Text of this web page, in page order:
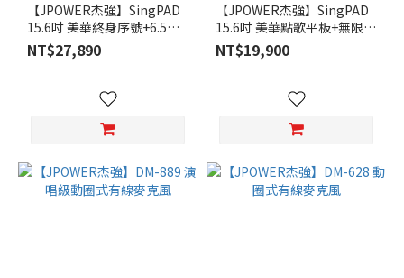
【JPOWER杰強】SingPAD
15.6吋 美華終身序號+6.5吋
實木重砲
NT$27,890
【JPOWER杰強】SingPAD
15.6吋 美華點歌平板+無限期
序號
NT$19,900